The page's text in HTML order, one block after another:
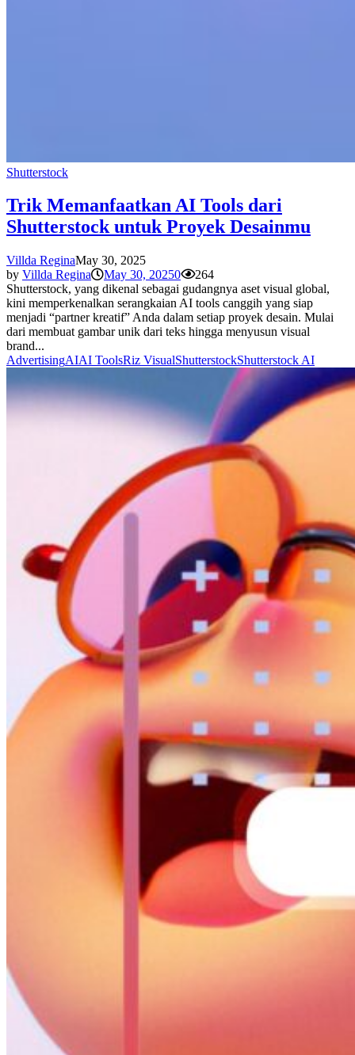
Shutterstock
Trik Memanfaatkan AI Tools dari
Shutterstock untuk Proyek Desainmu
Villda ReginaMay 30, 2025
by Villda Regina May 30, 20250
264
Shutterstock, yang dikenal sebagai gudangnya aset visual global,
kini memperkenalkan serangkaian AI tools canggih yang siap
menjadi “partner kreatif” Anda dalam setiap proyek desain. Mulai
dari membuat gambar unik dari teks hingga menyusun visual
brand...
AdvertisingAIAI ToolsRiz VisualShutterstockShutterstock AI